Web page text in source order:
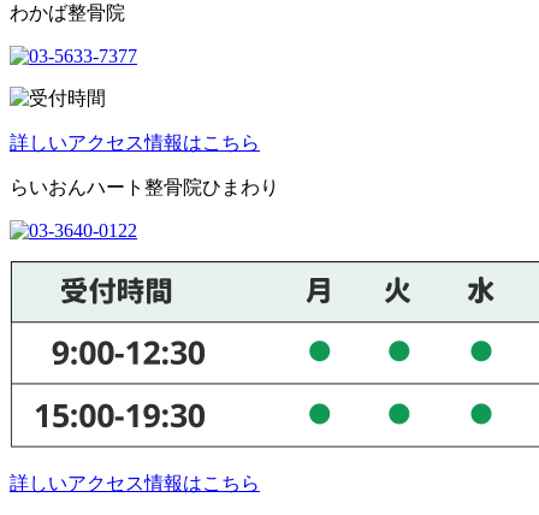
わかば整骨院
詳しいアクセス情報はこちら
らいおんハート整骨院ひまわり
詳しいアクセス情報はこちら